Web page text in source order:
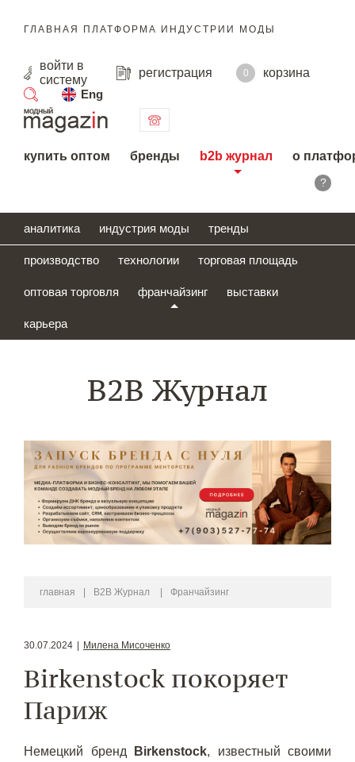
ГЛАВНАЯ ПЛАТФОРМА ИНДУСТРИИ МОДЫ
войти в
систему
регистрация 0
корзина
Eng
поиск
купить оптом бренды b2b журнал о
?
аналитика индустрия моды тренды
производство технологии торговая площадь
оптовая торговля франчайзинг выставки
карьера
B2B Журнал
главная B2B Журнал Франчайзинг
30.07.2024 Милена Мисоченко
Birkenstock покоряет
Париж
Немецкий бренд Birkenstock, известный своими